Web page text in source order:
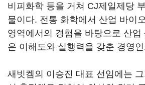
비피화학 등을 거쳐 CJ제일제당
물이다. 전통 화학에서 산업 바이
영역에서의 경험을 바탕으로 산업
은 이해도와 실행력을 갖춘 경영
새빗켐의 이승진 대표 선임에는